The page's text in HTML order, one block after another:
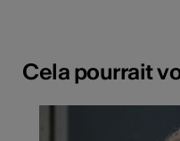
Cela pourrait